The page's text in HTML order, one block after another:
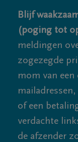
Blijf
(poging tot
meldingen
zogezegde
mom van
of een
verdachte
de afzender